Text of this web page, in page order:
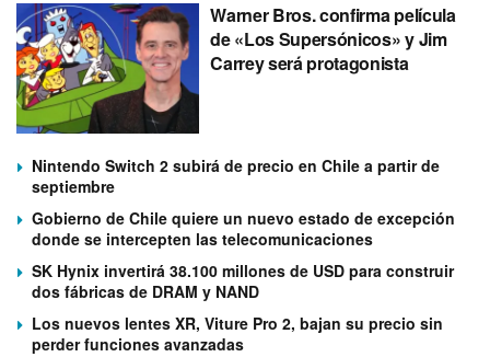
Warner Bros. confirma película
de «Los Supersónicos» y Jim
Carrey será protagonista
Nintendo Switch 2 subirá de precio en Chile a partir de
septiembre
Gobierno de Chile quiere un nuevo estado de excepción
donde se intercepten las telecomunicaciones
SK Hynix invertirá 38.100 millones de USD para construir
dos fábricas de DRAM y NAND
Los nuevos lentes XR, Viture Pro 2, bajan su precio sin
perder funciones avanzadas